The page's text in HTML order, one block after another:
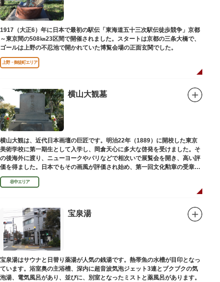
1917（大正6）年に日本で最初の駅伝「東海道五十三次駅伝徒歩競争」京都
～東京間の508㎞23区間で開催されました。スタートは京都の三条大橋で、
ゴールは上野の不忍池で開かれていた博覧会場の正面玄関でした。
上野・御徒町エリア
横山大観墓
横山大観は、近代日本画壇の巨匠です。明治22年（1889）に開校した東京
美術学校に第一期生として入学し、岡倉天心に多大な啓発を受けました。そ
の後海外に渡り、ニューヨークやパリなどで相次いで展覧会を開き、高い評
価を得ました。日本でもその画風が評価され始め、第一回文化勲章の受章者
となりました。お墓は谷中霊園にあります。
谷中エリア
宝泉湯
宝泉湯はサウナと日替り薬湯が人気の銭湯です。熱帯魚の水槽が目印となっ
ています。浴室奥の主浴槽、深内に超音波気泡ジェット3連とブクブクの気
泡湯、電気風呂があり、並びに、別室となったミストと薬風呂があります。